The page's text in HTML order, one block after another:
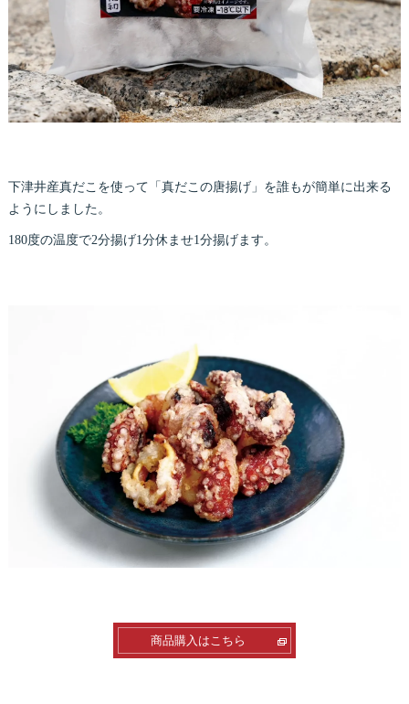
下津井産真だこを使って「真だこの唐揚げ」を誰もが簡単に出来る
ようにしました。
180度の温度で2分揚げ1分休ませ1分揚げます。
商品購入はこちら